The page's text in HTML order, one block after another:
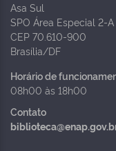
Asa Sul
SPO Área Especial 2-A
CEP 70.610-900
Brasília/DF
Horário de
08h00 às 18h00
Contato